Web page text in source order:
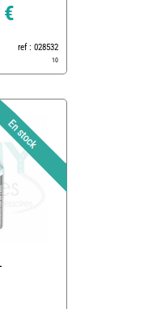
ref : 028532
10